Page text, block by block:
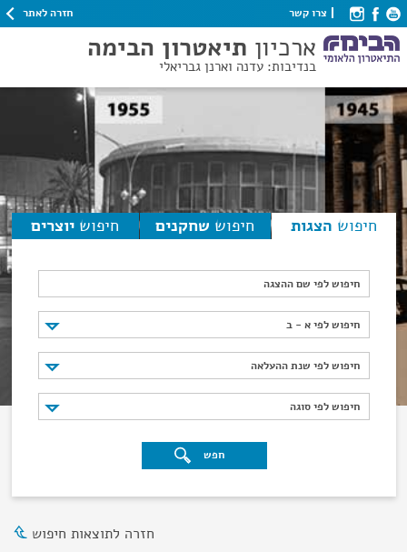
צרו קשר חזרה לאתר
ארכיון תיאטרון הבימה
בנדיבות: עדנה וארנן גבריאלי
חיפוש הצגות חיפוש שחקנים חיפוש יוצרים
חיפוש לפי שם ההצגה
חיפוש לפי א - ב
חיפוש לפי א - ב
חיפוש לפי שנת ההעלאה
חיפוש לפי שנת ההעלאה
חיפוש לפי סוגה
חיפוש לפי סוגה
חפש
חזרה לתוצאות חיפוש